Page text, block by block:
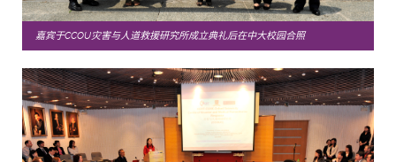
嘉宾于CCOU灾害与人道救援研究所成立典礼后在中大校园合照